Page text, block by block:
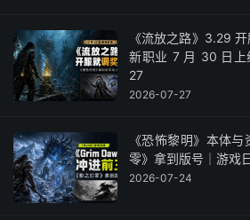
《流放之路》3.29
新职业 7 月 30 日
27
2026-07-27
《恐怖黎明》本体
零》拿到版号｜游戏
2026-07-24